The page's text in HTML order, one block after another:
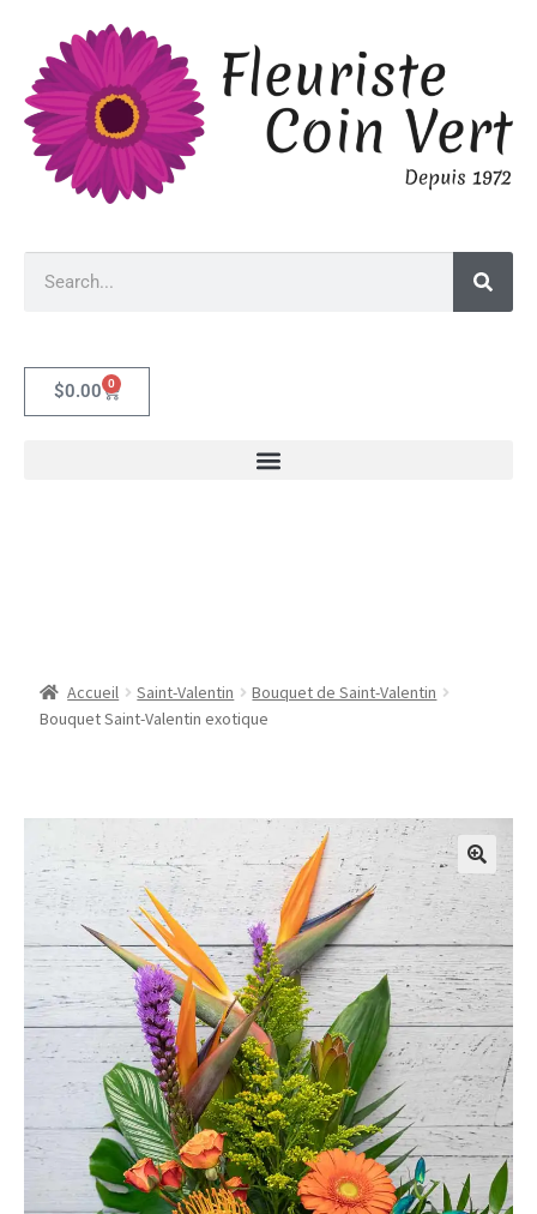
$0.00 0
Accueil Saint-Valentin
Bouquet de Saint-Valentin
Bouquet Saint-Valentin exotique
🔍